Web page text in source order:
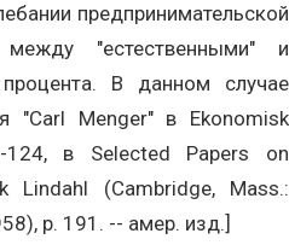
предпринимательской
между "естественными" и
В данном случае
"Carl Menger" в Ekonomisk
в Selected Papers on
Lindahl (Cambridge, Mass.:
p. 191. -- амер. изд.]